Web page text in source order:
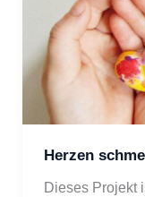
Herzen
Dieses Projekt